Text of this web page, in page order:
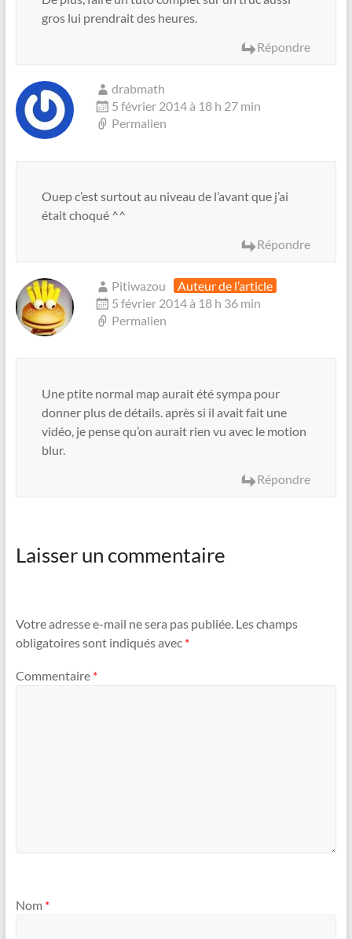
gros lui prendrait des heures.
Répondre
drabmath
5 février 2014 à 18 h 27 min
Permalien
Ouep c’est surtout au niveau de l’avant que j’ai
était choqué ^^
Répondre
Pitiwazou
Auteur de l’article
5 février 2014 à 18 h 36 min
Permalien
Une ptite normal map aurait été sympa pour
donner plus de détails. après si il avait fait une
vidéo, je pense qu’on aurait rien vu avec le motion
blur.
Répondre
Laisser un commentaire
Votre adresse e-mail ne sera pas publiée. Les champs
obligatoires sont indiqués avec *
Commentaire *
Nom *